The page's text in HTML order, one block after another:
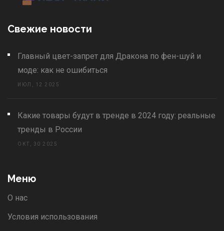
Свежие новости
Главный цвет-запрет для Дракона по фен-шуй и
моде: как не ошибиться
ИЮЛ, 12 2025
Какие товары будут в тренде в 2024 году: реальные
тренды в России
ОКТ, 30 2025
Меню
О нас
Условия использования